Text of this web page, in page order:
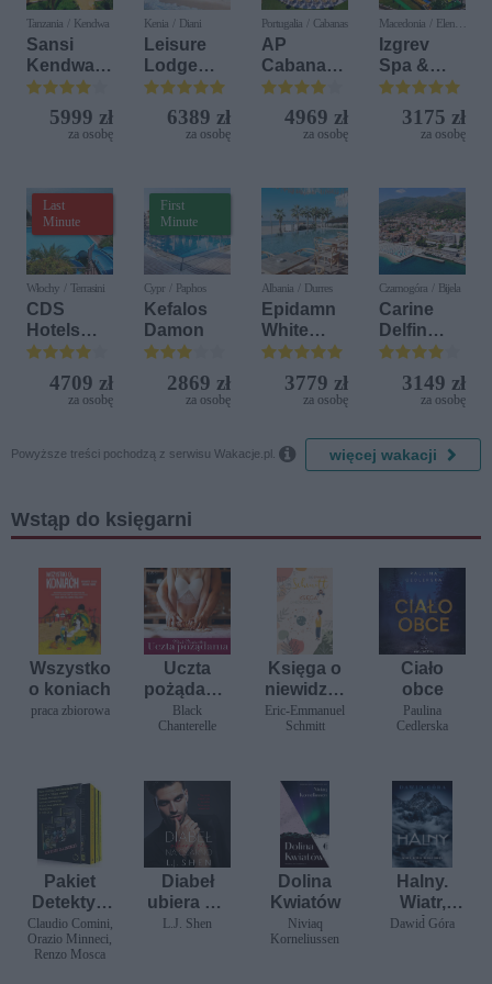
Tanzania / Kendwa
Sansi
Kendwa
Beach
Resort
5999 zł
za osobę
Kenia / Diani
Leisure
Lodge
Beach &
Golf
Resort by
6389 zł
za osobę
Portugalia / Cabanas
AP
Cabanas
Beach &
Nature
4969 zł
za osobę
Macedonia / Elen
Kamen
Izgrev
Spa &
Aquapark
3175 zł
za osobę
Last
Minute
Włochy / Terrasini
CDS
Hotels
Terrasini
(ex. Citta
del Mare)
4709 zł
za osobę
First
Minute
Cypr / Paphos
Kefalos
Damon
2869 zł
za osobę
Albania / Durres
Epidamn
White
Sensation
3779 zł
za osobę
Czarnogóra / Bijela
Carine
Delfin
Bijela (ex.
Iberostar
Bijela
3149 zł
za osobę
Powyższe treści pochodzą z serwisu Wakacje.pl.  więcej wakacji
Wstąp do księgarni
Wszystko
o koniach
praca zbiorowa
Uczta
pożądania
-
opowiada
Black
Chanterelle
Księga o
niewidzial
nym
Eric-Emmanuel
Schmitt
Ciało
obce
Paulina
Cedlerska
Pakiet
Detektyw
Gratin:.
Philippe
Gratin i
Claudio Comini,
Orazio Minneci,
Renzo Mosca
Diabeł
ubiera się
na czarno
L.J. Shen
Dolina
Kwiatów
Niviaq
Korneliussen
Halny.
Wiatr,
który
Dawid Góra